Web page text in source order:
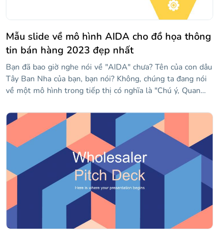
Mẫu slide về mô hình AIDA cho đồ họa thông
tin bán hàng 2023 đẹp nhất
Bạn đã bao giờ nghe nói về "AIDA" chưa? Tên của con dâu
Tây Ban Nha của bạn, bạn nói? Không, chúng ta đang nói
về một mô hình trong tiếp thị có nghĩa là "Chú ý, Quan
để thuyết phục khách hàng tiềm năng mua sản phẩm của
bạn. Một quá trình có thể được minh họa trực quan với các
đồ họa thông tin có thể chỉnh sửa này cho trình chiếu. Với
các thiết kế đầy màu sắc mà chúng tôi đã tạo, bạn chỉ cần
điều chỉnh chúng cho phù hợp với dữ liệu của mình và
thêm chúng vào các trang trình bày của bạn!